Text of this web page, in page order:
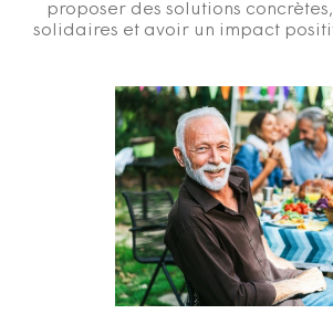
proposer des solutions
solidaires et avoir un impact